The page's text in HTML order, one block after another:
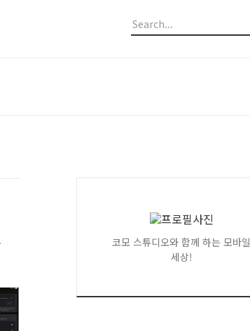
코모 스튜디오와 함께 하는 모바일
세상!